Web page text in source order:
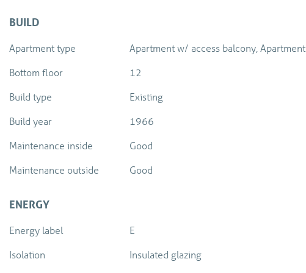
BUILD
Apartment type
Apartment w/ access balcony, Apartment
Bottom floor
12
Build type
Existing
Build year
1966
Maintenance inside
Good
Maintenance outside
Good
ENERGY
Energy label
E
Isolation
Insulated glazing